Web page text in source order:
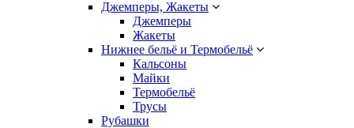
Джемперы, Жакеты
Джемперы
Жакеты
Нижнее бельё и Термобельё
Кальсоны
Майки
Термобельё
Трусы
Рубашки